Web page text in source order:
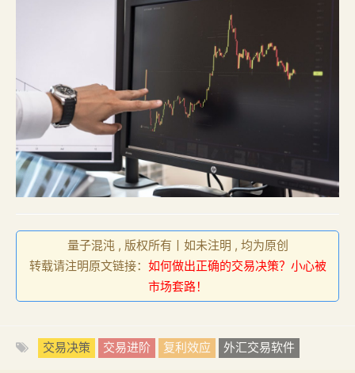
量子混沌 , 版权所有丨如未注明 , 均为原创
转载请注明原文链接： 如何做出正确的交易决策？小心被
市场套路！
交易决策 交易进阶 复利效应 外汇交易软件